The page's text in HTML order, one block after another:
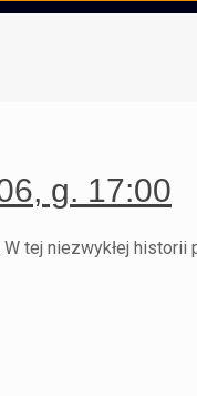
g. 17:00
tej niezwykłej